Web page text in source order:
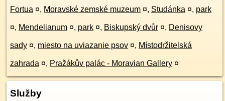
Fortua ¤, Moravské zemské muzeum ¤, Studánka ¤, park
¤, Mendelianum ¤, park ¤, Biskupský dvůr ¤, Denisovy
sady ¤, miesto na uviazanie psov ¤, Místodržitelská
zahrada ¤, Pražákův palác - Moravian Gallery ¤
Služby